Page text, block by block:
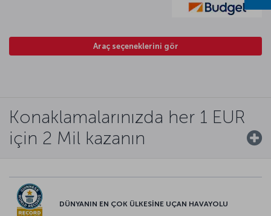
Araç seçeneklerini gör
Konaklamalarınızda her 1 EUR
için 2 Mil kazanın
DÜNYANIN EN ÇOK ÜLKESİNE UÇAN HAVAYOLU